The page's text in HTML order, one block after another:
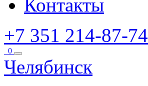
Контакты
+7 351 214-87-74
0
Челябинск